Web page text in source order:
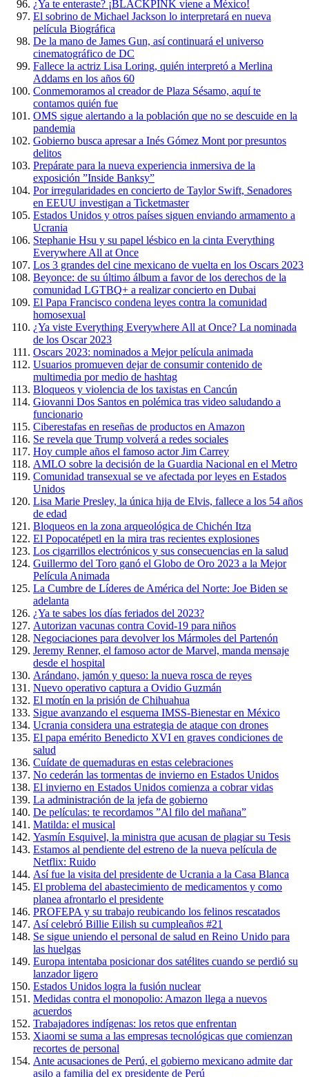
¿Ya te enteraste? ¡BLACKPINK viene a México!
El sobrino de Michael Jackson lo interpretará en nueva
película Biográfica
De la mano de James Gun, así continuará el universo
cinematográfico de DC
Fallece la actriz Lisa Loring, quién interpretó a Merlina
Addams en los años 60
Conmemoramos al creador de Plaza Sésamo, aquí te
contamos quién fue
OMS sigue alertando a la población que no se descuide en la
pandemia
Gobierno busca apresar a Inés Gómez Mont por presuntos
delitos
Prepárate para la nueva experiencia inmersiva de la
exposición ”Inside Banksy”
Por irregularidades en concierto de Taylor Swift, Senadores
en EEUU investigan a Ticketmaster
Estados Unidos y otros países siguen enviando armamento a
Ucrania
Stephanie Hsu y su papel lésbico en la cinta Everything
Everywhere All at Once
Los 3 grandes del cine mexicano de vuelta en los Oscars 2023
Beyonce: de su último álbum a favor de los derechos de la
comunidad LGTBQ+ a realizar concierto en Dubai
El Papa Francisco condena leyes contra la comunidad
homosexual
¿Ya viste Everything Everywhere All at Once? La nominada
de los Oscar 2023
Oscars 2023: nominados a Mejor película animada
Usuarios promueven dejar de consumir contenido de
multimedia por medio de hashtag
Bloqueos y violencia de los taxistas en Cancún
Giovanni Dos Santos en polémica tras video saludando a
funcionario
Ciberestafas en reseñas de productos en Amazon
Se revela que Trump volverá a redes sociales
Hoy cumple años el famoso actor Jim Carrey
AMLO sobre la decisión de la Guardia Nacional en el Metro
Comunidad transexual se ve afectada por leyes en Estados
Unidos
Lisa Marie Presley, la única hija de Elvis, fallece a los 54 años
de edad
Bloqueos en la zona arqueológica de Chichén Itza
El Popocatépetl en la mira tras recientes explosiones
Los cigarrillos electrónicos y sus consecuencias en la salud
Guillermo del Toro ganó el Globo de Oro 2023 a la Mejor
Película Animada
La Cumbre de Líderes de América del Norte: Joe Biden se
adelanta
¿Ya te sabes los días feriados del 2023?
Autorizan vacunas contra Covid-19 para niños
Negociaciones para devolver los Mármoles del Partenón
Jeremy Renner, el famoso actor de Marvel, manda mensaje
desde el hospital
Arándano, jamón y queso: la nueva rosca de reyes
Nuevo operativo captura a Ovidio Guzmán
El motín en la prisión de Chihuahua
Sigue avanzando el esquema IMSS-Bienestar en México
Ucrania considera una estrategia de ataque con drones
El papa emérito Benedicto XVI en graves condiciones de
salud
Cuídate de quemaduras en estas celebraciones
No cederán las tormentas de invierno en Estados Unidos
El invierno en Estados Unidos comienza a cobrar vidas
La administración de la jefa de gobierno
De películas: te recordamos ”Al filo del mañana”
Matilda: el musical
Yasmín Esquivel, la ministra que acusan de plagiar su Tesis
Estamos al pendiente del estreno de la nueva película de
Netflix: Ruido
Así fue la visita del presidente de Ucrania a la Casa Blanca
El problema del abastecimiento de medicamentos y como
planea afrontarlo el presidente
PROFEPA y su trabajo reubicando los felinos rescatados
Así celebró Billie Eilish su cumpleaños #21
Se sigue uniendo el personal de salud en Reino Unido para
las huelgas
Europa intentaba posicionar dos satélites cuando se perdió su
lanzador ligero
Estados Unidos logra la fusión nuclear
Medidas contra el monopolio: Amazon llega a nuevos
acuerdos
Trabajadores indígenas: los retos que enfrentan
Xiaomi se suma a las empresas tecnológicas que comienzan
recortes de personal
Ante acusaciones de Perú, el gobierno mexicano admite dar
asilo a familia del ex presidente de Perú